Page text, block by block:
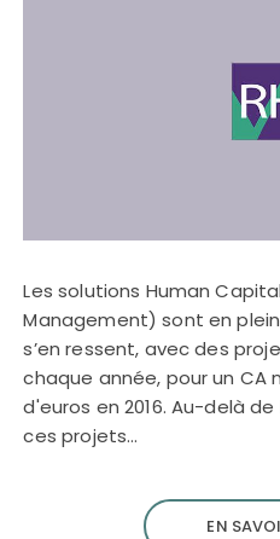
Les solutions Human
Management) sont en
s’en ressent, avec des
chaque année, pour un CA
d'euros en 2016. Au-delà
ces projets…
EN